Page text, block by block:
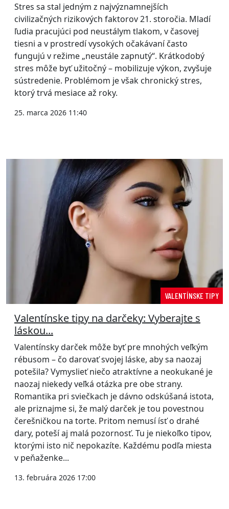
Stres sa stal jedným z najvýznamnejších
civilizačných rizikových faktorov 21. storočia. Mladí
ľudia pracujúci pod neustálym tlakom, v časovej
tiesni a v prostredí vysokých očakávaní často
fungujú v režime „neustále zapnutý“. Krátkodobý
stres môže byť užitočný – mobilizuje výkon, zvyšuje
sústredenie. Problémom je však chronický stres,
ktorý trvá mesiace až roky.
25. marca 2026 11:40
VALENTÍNSKE TIPY
Valentínske tipy na darčeky: Vyberajte s
láskou...
Valentínsky darček môže byť pre mnohých veľkým
rébusom – čo darovať svojej láske, aby sa naozaj
potešila? Vymyslieť niečo atraktívne a neokukané je
naozaj niekedy veľká otázka pre obe strany.
Romantika pri sviečkach je dávno odskúšaná istota,
ale priznajme si, že malý darček je tou povestnou
čerešničkou na torte. Pritom nemusí ísť o drahé
dary, poteší aj malá pozornosť. Tu je niekoľko tipov,
ktorými isto nič nepokazíte. Každému podľa miesta
v peňaženke...
13. februára 2026 17:00